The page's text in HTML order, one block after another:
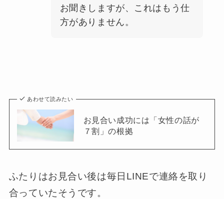
お聞きしますが、これはもう仕
方がありません。
あわせて読みたい
お見合い成功には「女性の話が
７割」の根拠
ふたりはお見合い後は毎日LINEで連絡を取り
合っていたそうです。